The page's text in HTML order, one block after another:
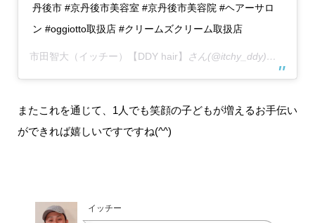
丹後市 #京丹後市美容室 #京丹後市美容院 #ヘアーサロ
ン #oggiotto取扱店 #クリームズクリーム取扱店
市田智大（イッチー）【DDY hair】 さん(@itchy_ddy)がシェアした投稿 –
またこれを通じて、1人でも笑顔の子どもが増えるお手伝い
ができれば嬉しいですですね(^^)
イッチー